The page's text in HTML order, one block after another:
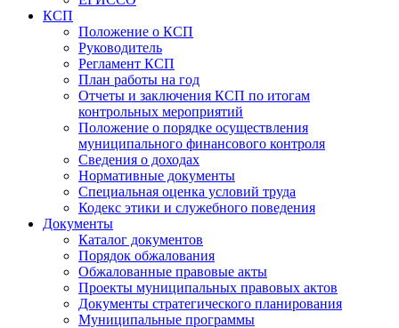
КСП
Положение о КСП
Руководитель
Регламент КСП
План работы на год
Отчеты и заключения КСП по итогам
контрольных мероприятий
Положение о порядке осуществления
муниципального финансового контроля
Сведения о доходах
Нормативные документы
Специальная оценка условий труда
Кодекс этики и служебного поведения
Документы
Каталог документов
Порядок обжалования
Обжалованные правовые акты
Проекты муниципальных правовых актов
Документы стратегического планирования
Муниципальные программы